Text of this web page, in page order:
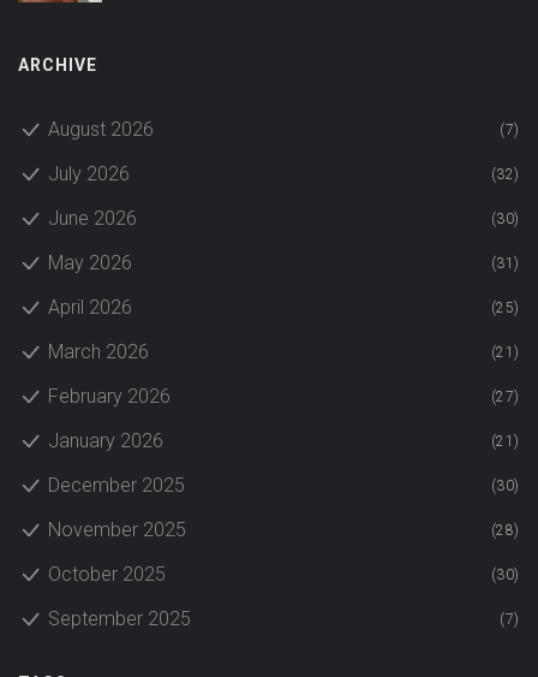
ARCHIVE
August 2026 (7)
July 2026 (32)
June 2026 (30)
May 2026 (31)
April 2026 (25)
March 2026 (21)
February 2026 (27)
January 2026 (21)
December 2025 (30)
November 2025 (28)
October 2025 (30)
September 2025 (7)